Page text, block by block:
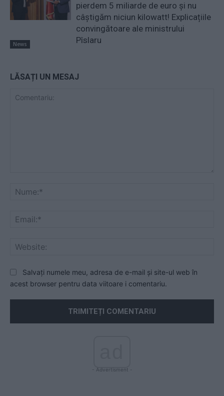
News
pierdem 5 miliarde de euro și nu
câștigăm niciun kilowatt! Explicațiile
convingătoare ale ministrului
Pîslaru
LĂSAȚI UN MESAJ
Salvați numele meu, adresa de e-mail și site-ul web în
acest browser pentru data viitoare i comentariu.
- Advertisment -